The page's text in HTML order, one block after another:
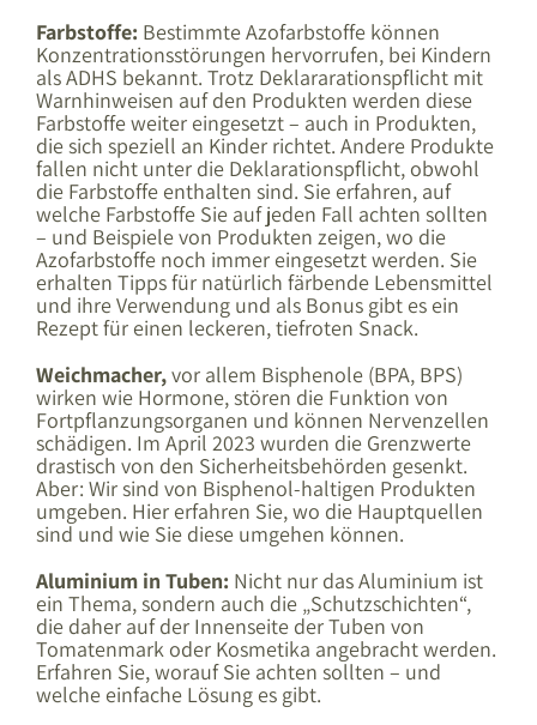
Farbstoffe: Bestimmte Azofarbstoffe können
Konzentrationsstörungen hervorrufen, bei Kindern
als ADHS bekannt. Trotz Deklararationspflicht mit
Warnhinweisen auf den Produkten werden diese
Farbstoffe weiter eingesetzt – auch in Produkten,
die sich speziell an Kinder richtet. Andere Produkte
fallen nicht unter die Deklarationspflicht, obwohl
die Farbstoffe enthalten sind. Sie erfahren, auf
welche Farbstoffe Sie auf jeden Fall achten sollten
– und Beispiele von Produkten zeigen, wo die
Azofarbstoffe noch immer eingesetzt werden. Sie
erhalten Tipps für natürlich färbende Lebensmittel
und ihre Verwendung und als Bonus gibt es ein
Rezept für einen leckeren, tiefroten Snack.
Weichmacher,vor allem Bisphenole (BPA, BPS)
wirken wie Hormone, stören die Funktion von
Fortpflanzungsorganen und können Nervenzellen
schädigen. Im April 2023 wurden die Grenzwerte
drastisch von den Sicherheitsbehörden gesenkt.
Aber: Wir sind von Bisphenol-haltigen Produkten
umgeben. Hier erfahren Sie, wo die Hauptquellen
sind und wie Sie diese umgehen können.
Aluminium in Tuben: Nicht nur das Aluminium ist
ein Thema, sondern auch die „Schutzschichten“,
die daher auf der Innenseite der Tuben von
Tomatenmark oder Kosmetika angebracht werden.
Erfahren Sie, worauf Sie achten sollten – und
welche einfache Lösung es gibt.